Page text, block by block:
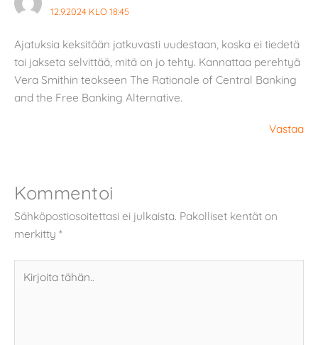
12.9.2024 KLO 18:45
Ajatuksia keksitään jatkuvasti uudestaan, koska ei tiedetä
tai jakseta selvittää, mitä on jo tehty. Kannattaa perehtyä
Vera Smithin teokseen The Rationale of Central Banking
and the Free Banking Alternative.
Vastaa
Kommentoi
Sähköpostiosoitettasi ei julkaista. Pakolliset kentät on
merkitty *
tähän..